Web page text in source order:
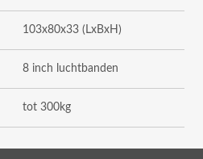
103x80x33 (LxBxH)
8 inch luchtbanden
tot 300kg